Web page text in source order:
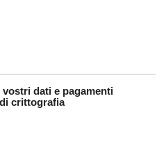
vostri dati e pagamenti
crittografia